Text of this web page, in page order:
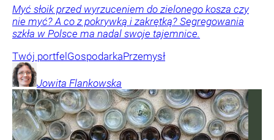
Myć słoik przed wyrzuceniem do zielonego kosza czy
nie myć? A co z pokrywką i zakrętką? Segregowania
szkła w Polsce ma nadal swoje tajemnice.
Twój portfel GospodarkaPrzemysł
Jowita Flankowska